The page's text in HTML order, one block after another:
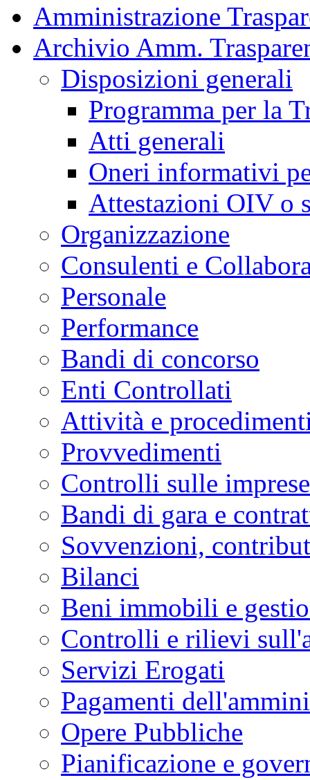
Amministrazione
Archivio Amm.
Disposizioni generali
Programma per la
Atti generali
Oneri informativi
Attestazioni OIV o
Organizzazione
Consulenti e
Personale
Performance
Bandi di concorso
Enti Controllati
Attività e
Provvedimenti
Controlli sulle imprese
Bandi di gara e
Sovvenzioni,
Bilanci
Beni immobili e
Controlli e rilievi
Servizi Erogati
Pagamenti
Opere Pubbliche
Pianificazione e